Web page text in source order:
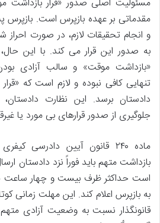
مسئولیت اصلی صدور «قرار بازداشت
مقدماتی بر عهده بازپرس است. بازپرس
و انجام تحقیقات لازم، در صورت احراز
به صدور این قرار می کند. با این
«بازداشت موقت» و سالب آزادی
تنهایی کافی نبوده و لازم است که
دادستان برسد. این نظارت دادستان،
جلوگیری از صدور قرارهای بی مورد یا
ماده ۲۴۰ قانون آیین دادرسی
بازداشت متهم باید فوراً نزد دادستان
است حداکثر ظرف بیست و چهار ساعت
به بازپرس اعلام کند. این مهلت زمانی
قانونگذار نسبت به وضعیت آزادی